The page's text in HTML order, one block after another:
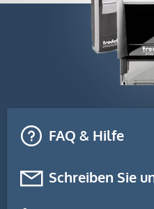
FAQ & Hilfe
Schreiben Sie